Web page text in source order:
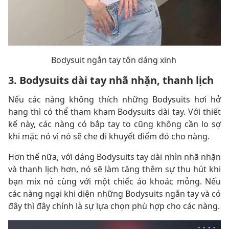
Bodysuit ngắn tay tôn dáng xinh
3. Bodysuits dài tay nhã nhặn, thanh lịch
Nếu các nàng không thích những Bodysuits hơi hở
hang thì có thể tham kham Bodysuits dài tay. Với thiết
kế này, các nàng có bắp tay to cũng không cần lo sợ
khi mặc nó vì nó sẽ che đi khuyết điểm đó cho nàng.
Hơn thế nữa, với dáng Bodysuits tay dài nhìn nhã nhặn
và thanh lịch hơn, nó sẽ làm tăng thêm sự thu hút khi
bạn mix nó cùng với một chiếc áo khoác mỏng. Nếu
các nàng ngại khi diện những Bodysuits ngắn tay và có
đây thì đây chính là sự lựa chọn phù hợp cho các nàng.